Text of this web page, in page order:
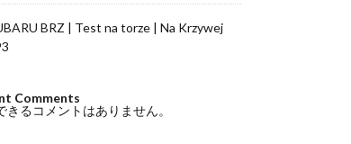
BRZ | Test na torze | Na Krzywej
Comments
きるコメントはありません。